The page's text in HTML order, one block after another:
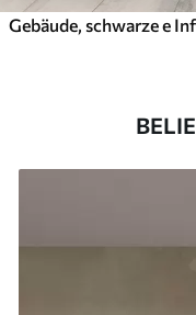
Gebäude, schwarze e